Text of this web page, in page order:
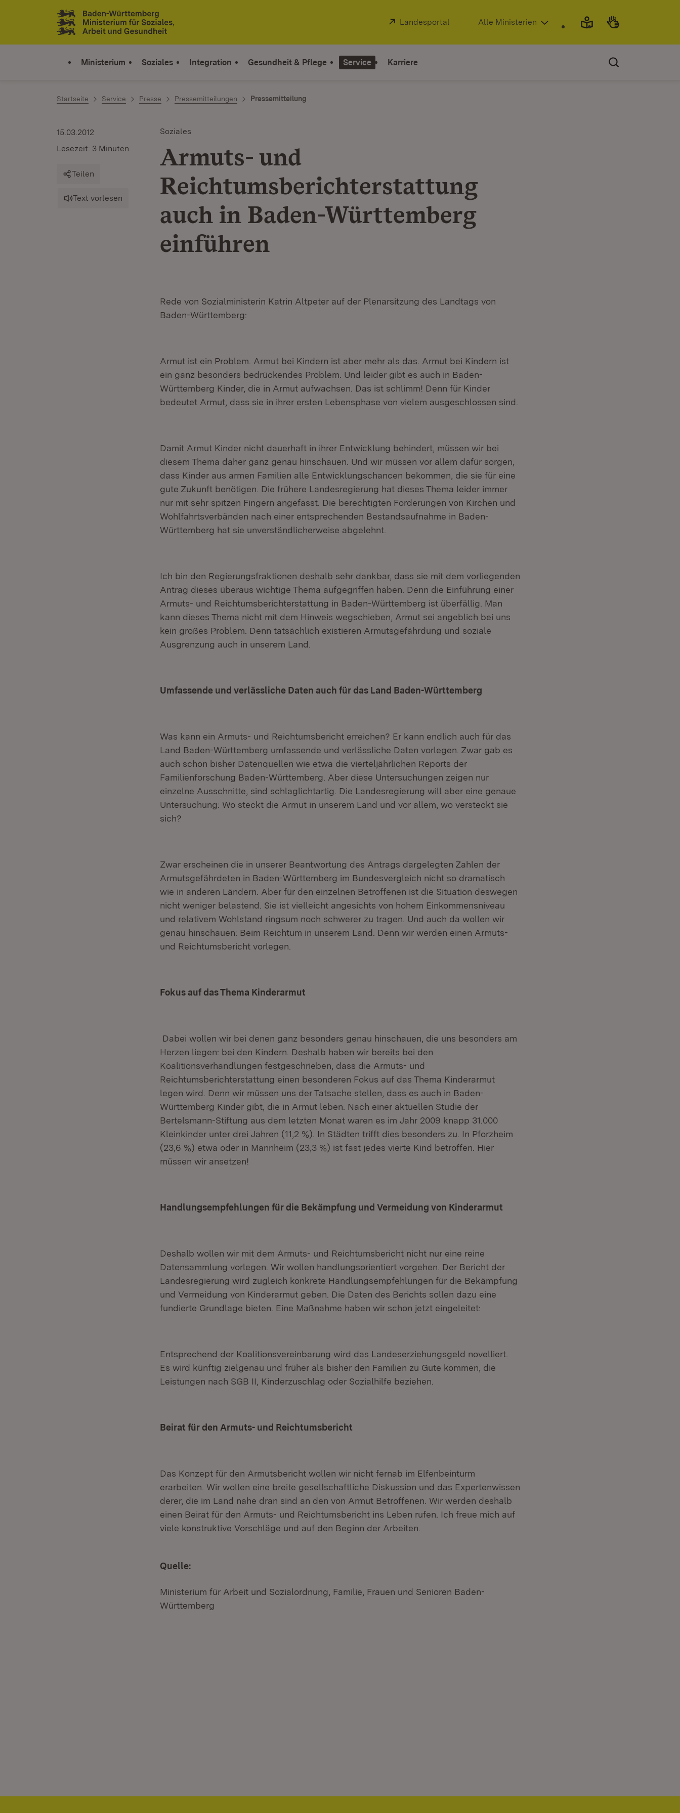
Zum Inhalt springen
Link zur Startseite
Extern:
Landesportal (Öffnet in neuem Fenster)
Alle Ministerien
Ministerium Soziales Integration Gesundheit & Pflege Service Karriere
Startseite Service Presse Pressemitteilungen Pressemitteilung
Soziales
Armuts- und
Reichtumsberichterstattung
auch in Baden-Württemberg
einführen
15.03.2012
Lesezeit: 3 Minuten
Teilen
Text vorlesen
Rede von Sozialministerin Katrin Altpeter auf der Plenarsitzung des Landtags von
Baden-Württemberg:
Armut ist ein Problem. Armut bei Kindern ist aber mehr als das. Armut bei Kindern ist
ein ganz besonders bedrückendes Problem. Und leider gibt es auch in Baden-
Württemberg Kinder, die in Armut aufwachsen. Das ist schlimm! Denn für Kinder
bedeutet Armut, dass sie in ihrer ersten Lebensphase von vielem ausgeschlossen sind.
Damit Armut Kinder nicht dauerhaft in ihrer Entwicklung behindert, müssen wir bei
diesem Thema daher ganz genau hinschauen. Und wir müssen vor allem dafür sorgen,
dass Kinder aus armen Familien alle Entwicklungschancen bekommen, die sie für eine
gute Zukunft benötigen. Die frühere Landesregierung hat dieses Thema leider immer
nur mit sehr spitzen Fingern angefasst. Die berechtigten Forderungen von Kirchen und
Wohlfahrtsverbänden nach einer entsprechenden Bestandsaufnahme in Baden-
Württemberg hat sie unverständlicherweise abgelehnt.
Ich bin den Regierungsfraktionen deshalb sehr dankbar, dass sie mit dem vorliegenden
Antrag dieses überaus wichtige Thema aufgegriffen haben. Denn die Einführung einer
Armuts- und Reichtumsberichterstattung in Baden-Württemberg ist überfällig. Man
kann dieses Thema nicht mit dem Hinweis wegschieben, Armut sei angeblich bei uns
kein großes Problem. Denn tatsächlich existieren Armutsgefährdung und soziale
Ausgrenzung auch in unserem Land.
Umfassende und verlässliche Daten auch für das Land Baden-Württemberg
Was kann ein Armuts- und Reichtumsbericht erreichen? Er kann endlich auch für das
Land Baden-Württemberg umfassende und verlässliche Daten vorlegen. Zwar gab es
auch schon bisher Datenquellen wie etwa die vierteljährlichen Reports der
Familienforschung Baden-Württemberg. Aber diese Untersuchungen zeigen nur
einzelne Ausschnitte, sind schlaglichtartig. Die Landesregierung will aber eine genaue
Untersuchung: Wo steckt die Armut in unserem Land und vor allem, wo versteckt sie
sich?
Zwar erscheinen die in unserer Beantwortung des Antrags dargelegten Zahlen der
Armutsgefährdeten in Baden-Württemberg im Bundesvergleich nicht so dramatisch
wie in anderen Ländern. Aber für den einzelnen Betroffenen ist die Situation deswegen
nicht weniger belastend. Sie ist vielleicht angesichts von hohem Einkommensniveau
und relativem Wohlstand ringsum noch schwerer zu tragen. Und auch da wollen wir
genau hinschauen: Beim Reichtum in unserem Land. Denn wir werden einen Armuts-
und Reichtumsbericht vorlegen.
Fokus auf das Thema Kinderarmut
Dabei wollen wir bei denen ganz besonders genau hinschauen, die uns besonders am
Herzen liegen: bei den Kindern. Deshalb haben wir bereits bei den
Koalitionsverhandlungen festgeschrieben, dass die Armuts- und
Reichtumsberichterstattung einen besonderen Fokus auf das Thema Kinderarmut
legen wird. Denn wir müssen uns der Tatsache stellen, dass es auch in Baden-
Württemberg Kinder gibt, die in Armut leben. Nach einer aktuellen Studie der
Bertelsmann-Stiftung aus dem letzten Monat waren es im Jahr 2009 knapp 31.000
Kleinkinder unter drei Jahren (11,2 %). In Städten trifft dies besonders zu. In Pforzheim
(23,6 %) etwa oder in Mannheim (23,3 %) ist fast jedes vierte Kind betroffen. Hier
müssen wir ansetzen!
Handlungsempfehlungen für die Bekämpfung und Vermeidung von Kinderarmut
Deshalb wollen wir mit dem Armuts- und Reichtumsbericht nicht nur eine reine
Datensammlung vorlegen. Wir wollen handlungsorientiert vorgehen. Der Bericht der
Landesregierung wird zugleich konkrete Handlungsempfehlungen für die Bekämpfung
und Vermeidung von Kinderarmut geben. Die Daten des Berichts sollen dazu eine
fundierte Grundlage bieten. Eine Maßnahme haben wir schon jetzt eingeleitet:
Entsprechend der Koalitionsvereinbarung wird das Landeserziehungsgeld novelliert.
Es wird künftig zielgenau und früher als bisher den Familien zu Gute kommen, die
Leistungen nach SGB II, Kinderzuschlag oder Sozialhilfe beziehen.
Beirat für den Armuts- und Reichtumsbericht
Das Konzept für den Armutsbericht wollen wir nicht fernab im Elfenbeinturm
erarbeiten. Wir wollen eine breite gesellschaftliche Diskussion und das Expertenwissen
derer, die im Land nahe dran sind an den von Armut Betroffenen. Wir werden deshalb
einen Beirat für den Armuts- und Reichtumsbericht ins Leben rufen. Ich freue mich auf
viele konstruktive Vorschläge und auf den Beginn der Arbeiten.
Quelle:
Ministerium für Arbeit und Sozialordnung, Familie, Frauen und Senioren Baden-
Württemberg